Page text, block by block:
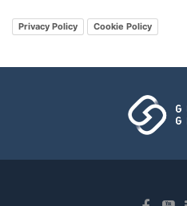
Privacy Policy Cookie Policy